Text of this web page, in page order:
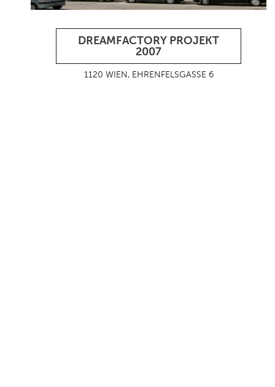
DREAMFACTORY PROJEKT
2007
1120 WIEN, EHRENFELSGASSE 6